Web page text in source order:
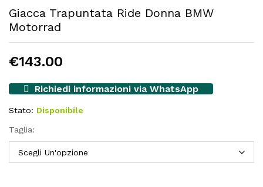
Giacca Trapuntata Ride Donna BMW
Motorrad
€143.00
Richiedi informazioni via WhatsApp
Stato: Disponibile
Taglia: